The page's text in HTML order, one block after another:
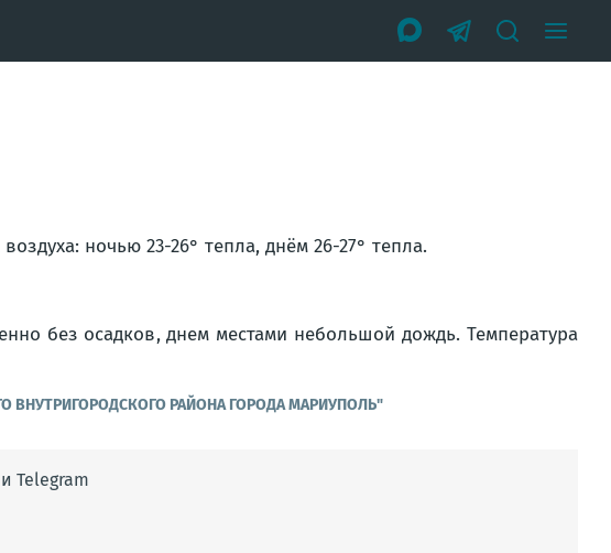
ночью 23-26° тепла, днём 26-27° тепла.
без осадков, днем местами небольшой дождь. Температура
ВНУТРИГОРОДСКОГО РАЙОНА ГОРОДА МАРИУПОЛЬ"
Telegram